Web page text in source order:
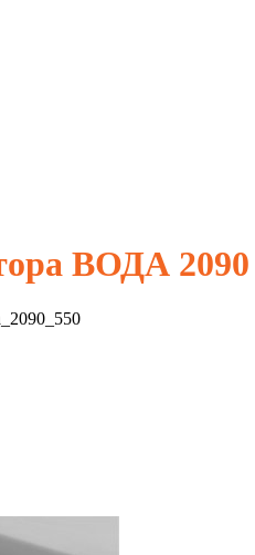
ВОДА 2090